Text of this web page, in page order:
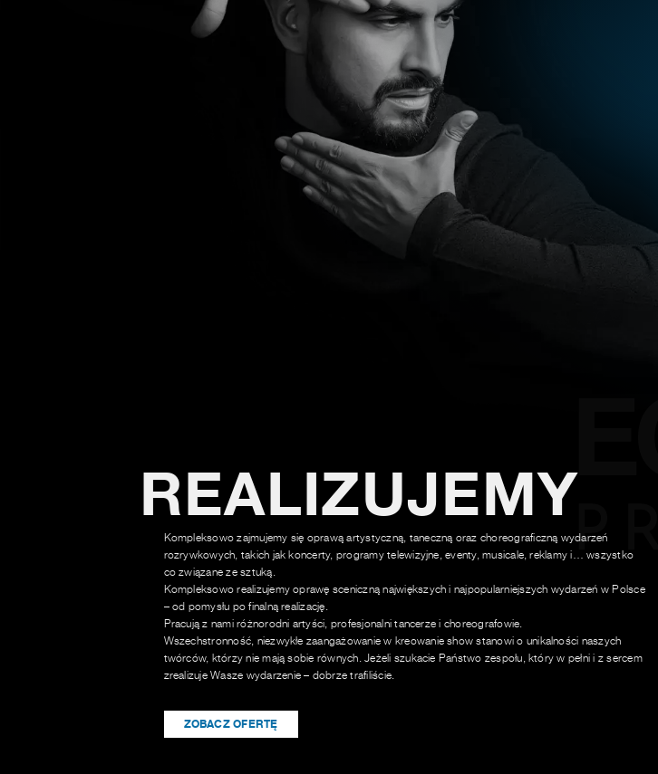
REALIZUJEMY
Kompleksowo zajmujemy się oprawą artystyczną, taneczną oraz choreograficzną wydarzeń
rozrywkowych, takich jak koncerty, programy telewizyjne, eventy, musicale, reklamy i… wszystko
co związane ze sztuką.
Kompleksowo realizujemy oprawę sceniczną największych i najpopularniejszych wydarzeń w Polsce
– od pomysłu po finalną realizację.
Pracują z nami różnorodni artyści, profesjonalni tancerze i choreografowie.
Wszechstronność, niezwykłe zaangażowanie w kreowanie show stanowi o unikalności naszych
twórców, którzy nie mają sobie równych. Jeżeli szukacie Państwo zespołu, który w pełni i z sercem
zrealizuje Wasze wydarzenie – dobrze trafiliście.
ZOBACZ OFERTĘ